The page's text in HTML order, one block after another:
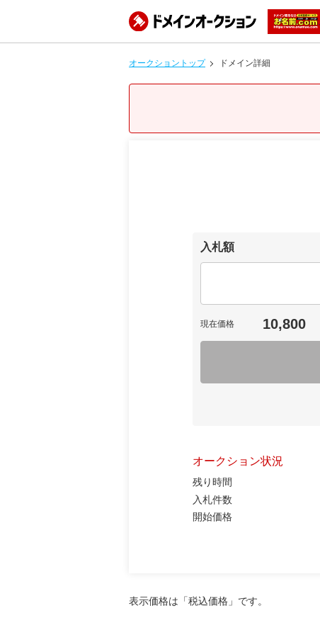
オークショントップ ドメイン詳細
入札額
現在価格 10,800
オークション状況
残り時間
入札件数
開始価格
表示価格は「税込価格」です。